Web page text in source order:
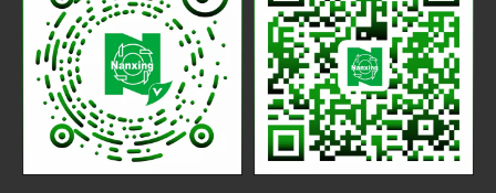
抖音
二维码
微信
公众号